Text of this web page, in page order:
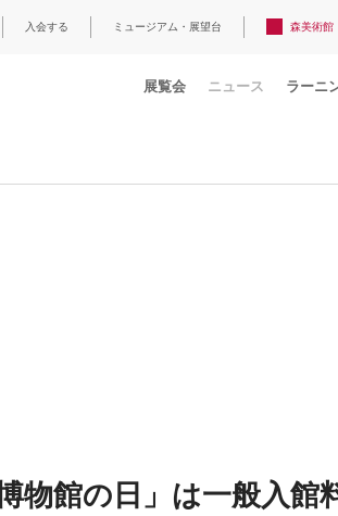
入会する ミュージアム・展望台 森美術館
展覧会 ニュース ラーニ
物館の日」は一般入館